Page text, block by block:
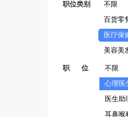
职位类别 不限
百货零
医疗保
美容美
职 位 不限
心理医
医生助
耳鼻喉